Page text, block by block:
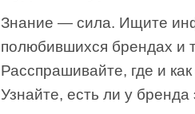
Знание — сила. Ищите
полюбившихся брендах и
Расспрашивайте, где и
Узнайте, есть ли у бренда